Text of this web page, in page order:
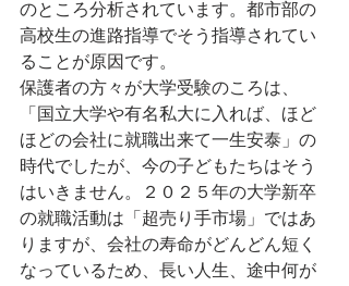
のところ分析されています。都市部の
高校生の進路指導でそう指導されてい
ることが原因です。
保護者の方々が大学受験のころは、
「国立大学や有名私大に入れば、ほど
ほどの会社に就職出来て一生安泰」の
時代でしたが、今の子どもたちはそう
はいきません。２０２５年の大学新卒
の就職活動は「超売り手市場」ではあ
りますが、会社の寿命がどんどん短く
なっているため、長い人生、途中何が